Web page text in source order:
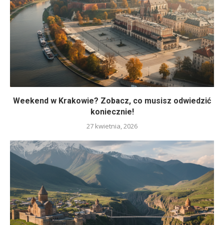
Weekend w Krakowie? Zobacz, co musisz odwiedzić
koniecznie!
27 kwietnia, 2026